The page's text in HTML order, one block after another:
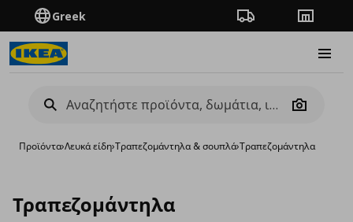
Greek Πορεία παραγγελίας
Camera
Προϊόντα›Λευκά είδη›Τραπεζομάντηλα & σουπλά›Τραπεζομάντηλα
Τραπεζομάντηλα